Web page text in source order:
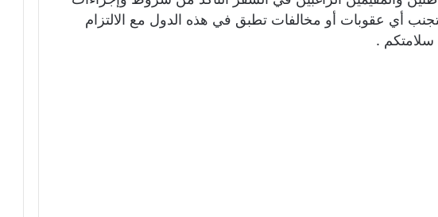
لتجنب أي عقوبات أو مخالفات تطبق في هذه الدول مع الالتزام
سلامتكم .